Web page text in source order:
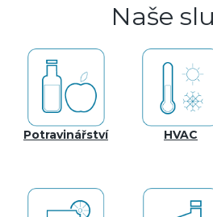
Naše
Potravinářství HVAC